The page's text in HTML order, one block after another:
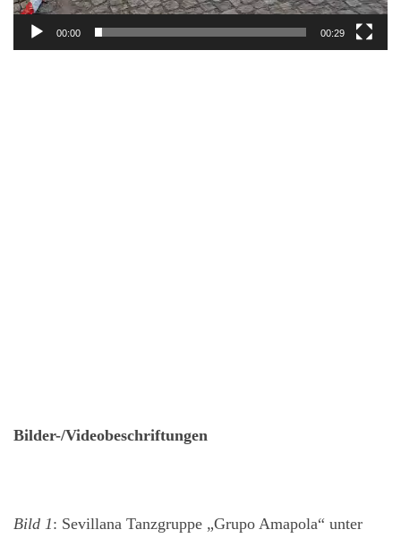
00:00 00:29
Bilder-/Videobeschriftungen
Bild 1: Sevillana Tanzgruppe „Grupo Amapola“ unter